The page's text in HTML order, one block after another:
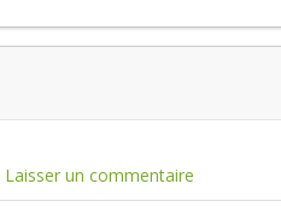
Laisser un commentaire